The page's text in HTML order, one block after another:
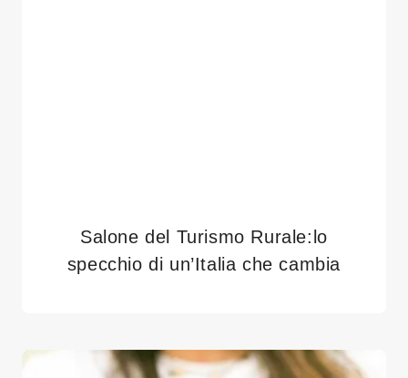
Salone del Turismo Rurale:lo
specchio di un’Italia che cambia